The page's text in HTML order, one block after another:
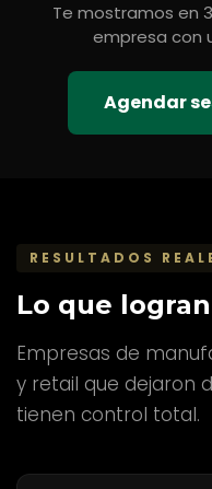
Te mostramos en
empresa con
Agendar
RESULTADOS
Lo que
Empresas de
y retail que dejaron
tienen control total.